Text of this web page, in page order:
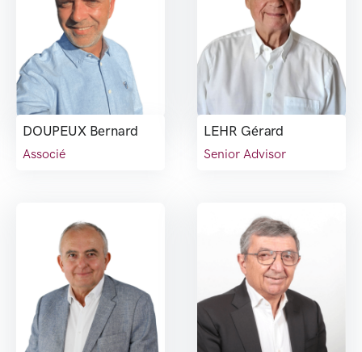
DOUPEUX Bernard
Associé
LEHR Gérard
Senior Advisor